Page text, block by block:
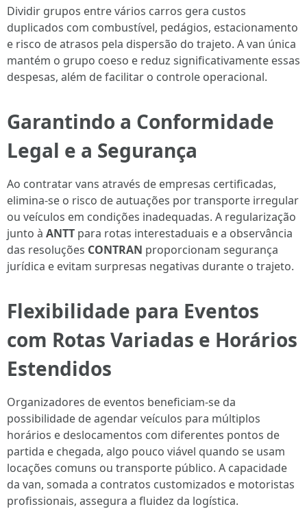
Dividir grupos entre vários carros gera custos
duplicados com combustível, pedágios, estacionamento
e risco de atrasos pela dispersão do trajeto. A van única
mantém o grupo coeso e reduz significativamente essas
despesas, além de facilitar o controle operacional.
Garantindo a Conformidade
Legal e a Segurança
Ao contratar vans através de empresas certificadas,
elimina-se o risco de autuações por transporte irregular
ou veículos em condições inadequadas. A regularização
junto à ANTT para rotas interestaduais e a observância
das resoluções CONTRAN proporcionam segurança
jurídica e evitam surpresas negativas durante o trajeto.
Flexibilidade para Eventos
com Rotas Variadas e Horários
Estendidos
Organizadores de eventos beneficiam-se da
possibilidade de agendar veículos para múltiplos
horários e deslocamentos com diferentes pontos de
partida e chegada, algo pouco viável quando se usam
locações comuns ou transporte público. A capacidade
da van, somada a contratos customizados e motoristas
profissionais, assegura a fluidez da logística.